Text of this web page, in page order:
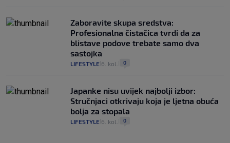
Zaboravite skupa sredstva:
Profesionalna čistačica tvrdi da za
blistave podove trebate samo dva
sastojka
LIFESTYLE 6. kol. 0
Japanke nisu uvijek najbolji izbor:
Stručnjaci otkrivaju koja je ljetna obuća
bolja za stopala
LIFESTYLE 6. kol. 0